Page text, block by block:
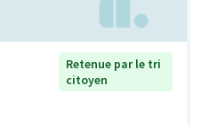
Retenue par le tri
citoyen